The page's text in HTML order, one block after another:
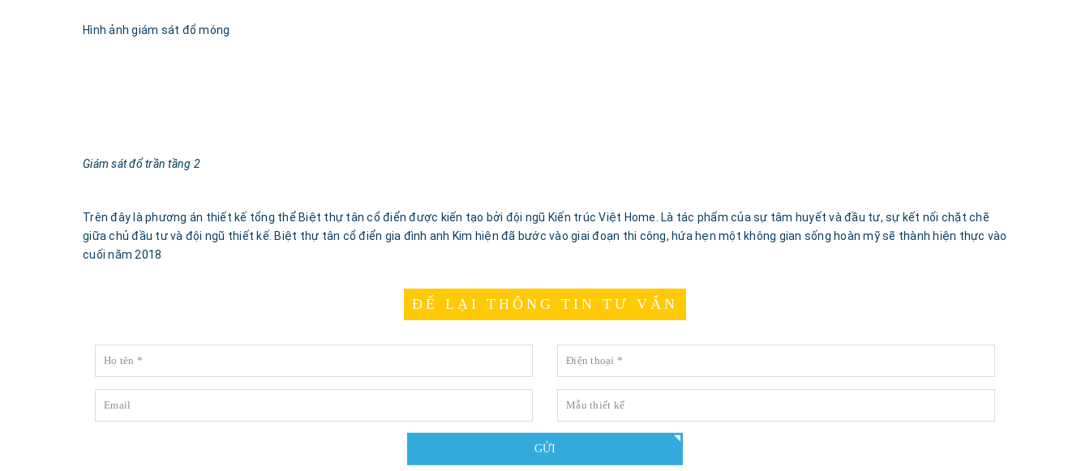
Hình ảnh giám sát đổ móng
Giám sát đổ trần tầng 2
Trên đây là phương án thiết kế tổng thể Biệt thự tân cổ điển được kiến tạo bởi đội ngũ Kiến trúc Việt Home. Là tác phẩm của sự tâm huyết và đầu tư, sự kết nối chặt chẽ
giữa chủ đầu tư và đội ngũ thiết kế. Biệt thự tân cổ điển gia đình anh Kim hiện đã bước vào giai đoạn thi công, hứa hẹn một không gian sống hoàn mỹ sẽ thành hiện thực vào
cuối năm 2018
ĐỂ LẠI THÔNG TIN TƯ VẤN
GỬI